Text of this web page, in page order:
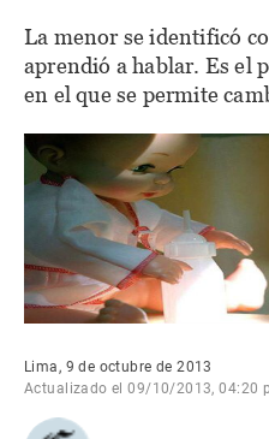
La menor se identificó
aprendió a hablar. Es el
en el que se permite
Lima, 9 de octubre de 2013
Actualizado el 09/10/2013, 04:20